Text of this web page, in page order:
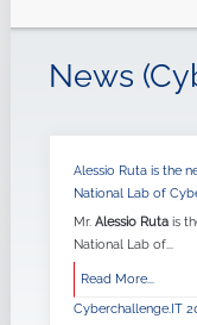
News
Alessio Ruta is the
National Lab of
Mr. Alessio Rutais
National Lab of...
Read More...
Cyberchallenge.IT